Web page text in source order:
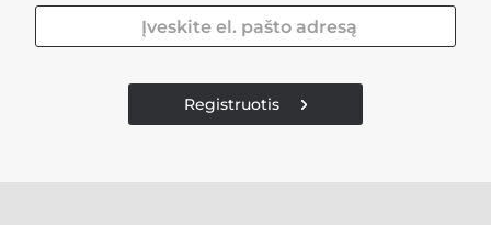
Registruotis